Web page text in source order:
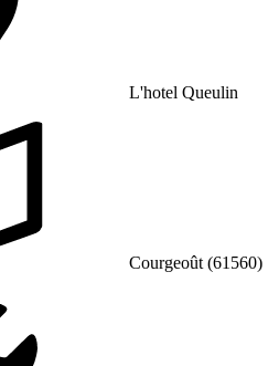
L'hotel Queulin
Courgeoût (61560)